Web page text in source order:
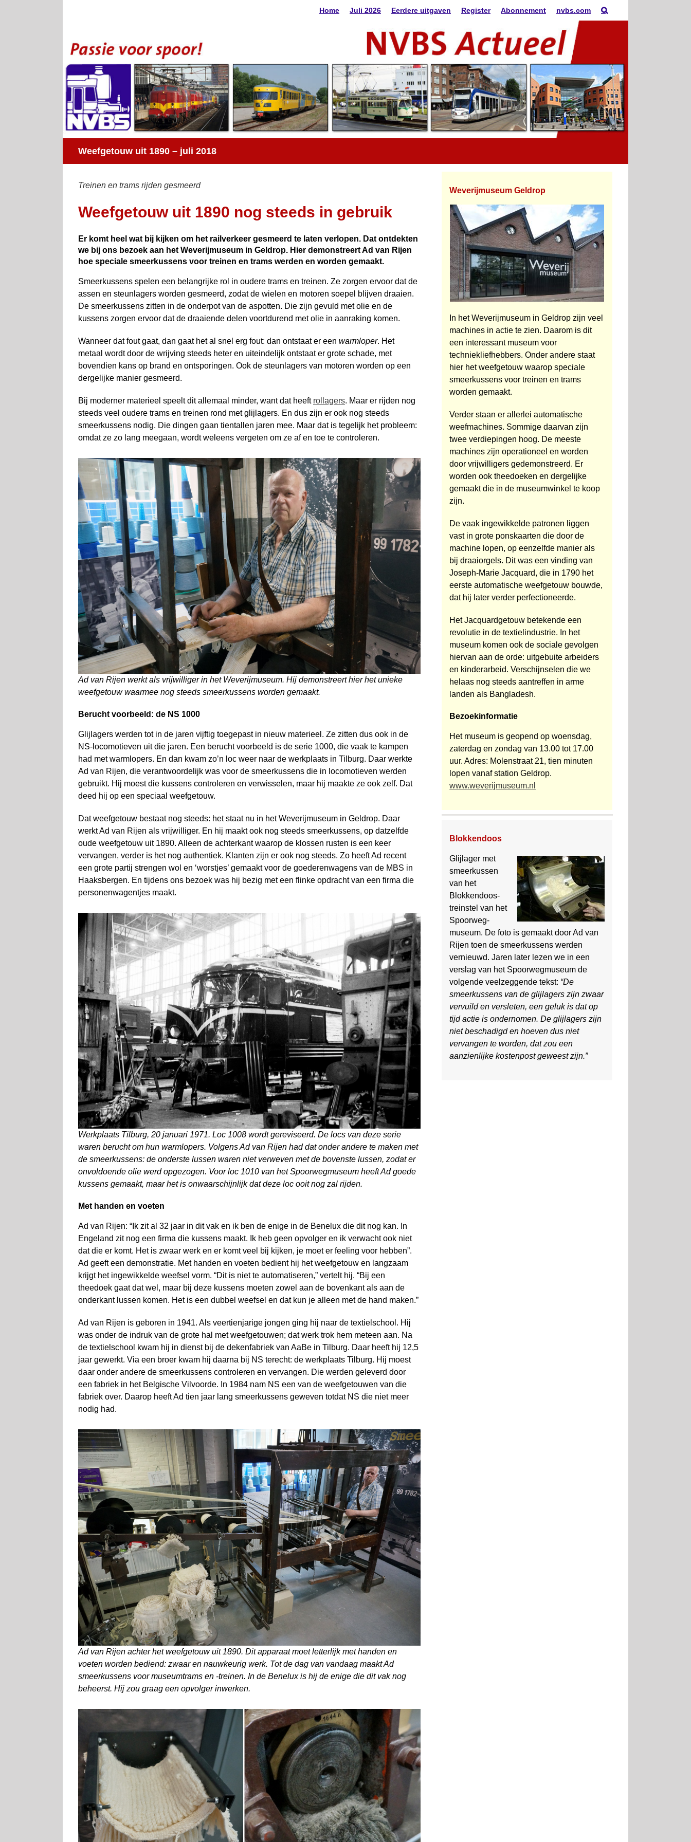
Home Juli 2026 Eerdere uitgaven Register Abonnement nvbs.com
Weefgetouw uit 1890 – juli 2018
Treinen en trams rijden gesmeerd
Weefgetouw uit 1890 nog steeds in gebruik
Er komt heel wat bij kijken om het railverkeer gesmeerd te laten ver­lopen. Dat ontdekten
we bij ons bezoek aan het Weverijmuseum in Geldrop. Hier demonstreert Ad van Rijen
hoe speciale smeerkussens voor treinen en trams werden en worden gemaakt.
Smeerkussens spelen een belangrijke rol in oudere trams en treinen. Ze zorgen ervoor dat de
assen en steunlagers worden gesmeerd, zodat de wielen en motoren soepel blijven draaien.
De smeerkussens zitten in de onderpot van de aspotten. Die zijn gevuld met olie en de
kussens zorgen ervoor dat de draaiende delen voortdurend met olie in aanraking komen.
Wanneer dat fout gaat, dan gaat het al snel erg fout: dan ontstaat er een warmloper. Het
metaal wordt door de wrijving steeds heter en uiteindelijk ontstaat er grote schade, met
bovendien kans op brand en ont­sporingen. Ook de steunlagers van motoren worden op een
dergelijke manier gesmeerd.
Bij moderner materieel speelt dit allemaal minder, want dat heeft rollagers. Maar er rijden nog
steeds veel oudere trams en treinen rond met glijlagers. En dus zijn er ook nog steeds
smeerkussens nodig. Die dingen gaan tientallen jaren mee. Maar dat is tegelijk het probleem:
omdat ze zo lang meegaan, wordt weleens vergeten om ze af en toe te controleren.
Ad van Rijen werkt als vrijwilliger in het Weverijmuseum. Hij demonstreert hier het unieke
weefgetouw waarmee nog steeds smeerkussens worden gemaakt.
Berucht voorbeeld: de NS 1000
Glijlagers werden tot in de jaren vijftig toegepast in nieuw materieel. Ze zitten dus ook in de
NS-locomotieven uit die jaren. Een berucht voorbeeld is de serie 1000, die vaak te kampen
had met warmlopers. En dan kwam zo’n loc weer naar de werkplaats in Tilburg. Daar werkte
Ad van Rijen, die verantwoordelijk was voor de smeerkussens die in locomotieven werden
gebruikt. Hij moest die kussens controleren en verwisselen, maar hij maakte ze ook zelf. Dat
deed hij op een speciaal weefgetouw.
Dat weefgetouw bestaat nog steeds: het staat nu in het Weverijmuseum in Geldrop. Daar
werkt Ad van Rijen als vrijwilliger. En hij maakt ook nog steeds smeerkussens, op datzelfde
oude weefgetouw uit 1890. Alleen de achterkant waarop de klossen rusten is een keer
vervangen, verder is het nog authentiek. Klanten zijn er ook nog steeds. Zo heeft Ad recent
een grote partij strengen wol en ‘worstjes’ gemaakt voor de goederenwagens van de MBS in
Haaksbergen. En tijdens ons bezoek was hij bezig met een flinke opdracht van een firma die
personenwagentjes maakt.
Werkplaats Tilburg, 20 januari 1971. Loc 1008 wordt gereviseerd. De locs van deze serie
waren berucht om hun warmlopers. Volgens Ad van Rijen had dat onder andere te maken met
de smeerkussens: de onderste lussen waren niet verweven met de bovenste lussen, zodat er
onvoldoende olie werd opgezogen. Voor loc 1010 van het Spoorwegmuseum heeft Ad goede
kussens gemaakt, maar het is onwaarschijnlijk dat deze loc ooit nog zal rijden.
Met handen en voeten
Ad van Rijen: “Ik zit al 32 jaar in dit vak en ik ben de enige in de Benelux die dit nog kan. In
Engeland zit nog een firma die kussens maakt. Ik heb geen opvolger en ik verwacht ook niet
dat die er komt. Het is zwaar werk en er komt veel bij kijken, je moet er feeling voor hebben”.
Ad geeft een demonstratie. Met handen en voeten bedient hij het weefgetouw en langzaam
krijgt het ingewikkelde weefsel vorm. “Dit is niet te automatiseren,” vertelt hij. “Bij een
theedoek gaat dat wel, maar bij deze kussens moeten zowel aan de bovenkant als aan de
onderkant lussen komen. Het is een dubbel weefsel en dat kun je alleen met de hand maken.”
Ad van Rijen is geboren in 1941. Als veertienjarige jongen ging hij naar de textielschool. Hij
was onder de indruk van de grote hal met weefgetouwen; dat werk trok hem meteen aan. Na
de textielschool kwam hij in dienst bij de dekenfabriek van AaBe in Tilburg. Daar heeft hij 12,5
jaar gewerkt. Via een broer kwam hij daarna bij NS terecht: de werkplaats Tilburg. Hij moest
daar onder andere de smeerkussens controleren en vervangen. Die werden geleverd door
een fabriek in het Belgische Vilvoorde. In 1984 nam NS een van de weefgetouwen van die
fabriek over. Daarop heeft Ad tien jaar lang smeerkussens geweven totdat NS die niet meer
nodig had.
Ad van Rijen achter het weefgetouw uit 1890. Dit apparaat moet letterlijk met handen en
voeten worden bediend: zwaar en nauwkeurig werk. Tot de dag van vandaag maakt Ad
smeerkussens voor museumtrams en -treinen. In de Benelux is hij de enige die dit vak nog
beheerst. Hij zou graag een opvolger inwerken.
Weverijmuseum Geldrop
In het Weverijmuseum in Geldrop zijn veel
machines in actie te zien. Daarom is dit
een interessant museum voor
techniekliefhebbers. Onder andere staat
hier het weef­getouw waarop speciale
smeer­kussens voor treinen en trams
worden gemaakt.
Verder staan er allerlei automatische
weefmachines. Sommige daarvan zijn
twee verdiepingen hoog. De meeste
machines zijn operationeel en worden
door vrijwilligers gedemonstreerd. Er
worden ook theedoeken en dergelijke
gemaakt die in de museumwinkel te koop
zijn.
De vaak ingewikkelde patronen liggen
vast in grote ponskaarten die door de
machine lopen, op eenzelfde manier als
bij draaiorgels. Dit was een vinding van
Joseph-Marie Jacquard, die in 1790 het
eerste automatische weefgetouw bouwde,
dat hij later verder perfectioneerde.
Het Jacquardgetouw betekende een
revolutie in de textielindustrie. In het
museum komen ook de sociale gevolgen
hiervan aan de orde: uit­gebuite arbeiders
en kinderarbeid. Verschijnselen die we
helaas nog steeds aantreffen in arme
landen als Bangladesh.
Bezoekinformatie
Het museum is geopend op woens­dag,
zaterdag en zondag van 13.00 tot 17.00
uur. Adres: Molenstraat 21, tien minuten
lopen vanaf station Geldrop.
www.weverijmuseum.nl
Blokkendoos
Glijlager met
smeerkussen
van het
Blokken­doos­
trein­stel van het
Spoor­weg­
museum. De foto is gemaakt door Ad van
Rijen toen de smeer­kussens werden
vernieuwd. Jaren later lezen we in een
verslag van het Spoorweg­museum de
volgende veel­zeggende tekst: “De
smeerkussens van de glijlagers zijn zwaar
vervuild en versleten, een geluk is dat op
tijd actie is ondernomen. De glijlagers zijn
niet beschadigd en hoeven dus niet
vervangen te worden, dat zou een
aanzienlijke kostenpost geweest zijn.”